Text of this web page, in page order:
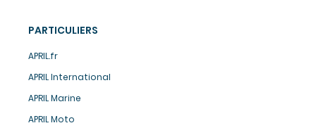
PARTICULIERS
APRIL.fr
APRIL International
APRIL Marine
APRIL Moto